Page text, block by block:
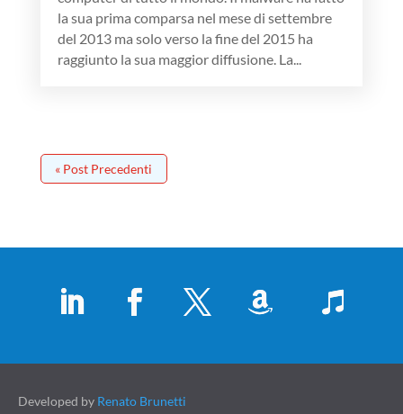
la sua prima comparsa nel mese di settembre
del 2013 ma solo verso la fine del 2015 ha
raggiunto la sua maggior diffusione. La...
« Post Precedenti
Developed by Renato Brunetti